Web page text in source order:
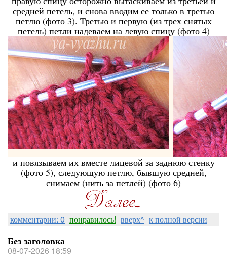
средней петель, и снова вводим ее только в третью
петлю (фото 3). Третью и первую (из трех снятых
петель) петли надеваем на левую спицу (фото 4)
и повязываем их вместе лицевой за заднюю стенку
(фото 5), следующую петлю, бывшую средней,
снимаем (нить за петлей) (фото 6)
комментарии: 0 понравилось! вверх^ к полной версии
Без заголовка
08-07-2026 18:59